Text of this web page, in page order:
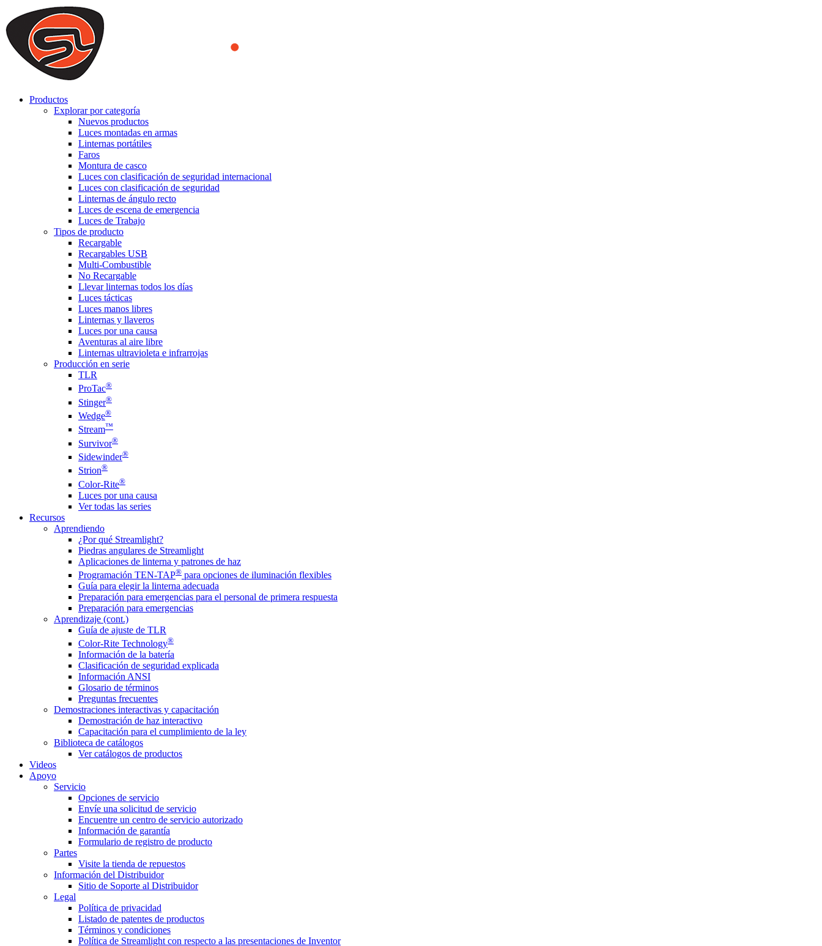
We use cookies to ensure that we provide you the best experience on our website. By continuing to browse this website, you accept that cookies are used to help us analyze how the website is used and to offer
you a better experience. To learn more or to find out how you can disable cookies, you can access our
ACCEPT AND CLOSE
Productos
Explorar por categoría
Nuevos productos
Luces montadas en armas
Linternas portátiles
Faros
Montura de casco
Luces con clasificación de seguridad internacional
Luces con clasificación de seguridad
Linternas de ángulo recto
Luces de escena de emergencia
Luces de Trabajo
Tipos de producto
Recargable
Recargables USB
Multi-Combustible
No Recargable
Llevar linternas todos los días
Luces tácticas
Luces manos libres
Linternas y llaveros
Luces por una causa
Aventuras al aire libre
Linternas ultravioleta e infrarrojas
Producción en serie
TLR
ProTac®
Stinger®
Wedge®
Stream™
Survivor®
Sidewinder®
Strion®
Color-Rite®
Luces por una causa
Ver todas las series
Recursos
Aprendiendo
¿Por qué Streamlight?
Piedras angulares de Streamlight
Aplicaciones de linterna y patrones de haz
Programación TEN-TAP® para opciones de iluminación flexibles
Guía para elegir la linterna adecuada
Preparación para emergencias para el personal de primera respuesta
Preparación para emergencias
Aprendizaje (cont.)
Guía de ajuste de TLR
Color-Rite Technology®
Información de la batería
Clasificación de seguridad explicada
Información ANSI
Glosario de términos
Preguntas frecuentes
Demostraciones interactivas y capacitación
Demostración de haz interactivo
Capacitación para el cumplimiento de la ley
Biblioteca de catálogos
Ver catálogos de productos
Videos
Apoyo
Servicio
Opciones de servicio
Envíe una solicitud de servicio
Encuentre un centro de servicio autorizado
Información de garantía
Formulario de registro de producto
Partes
Visite la tienda de repuestos
Información del Distribuidor
Sitio de Soporte al Distribuidor
Legal
Política de privacidad
Listado de patentes de productos
Términos y condiciones
Política de Streamlight con respecto a las presentaciones de Inventor